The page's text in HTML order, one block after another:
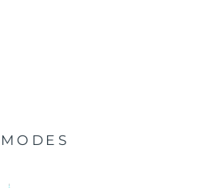
Livraison estimée